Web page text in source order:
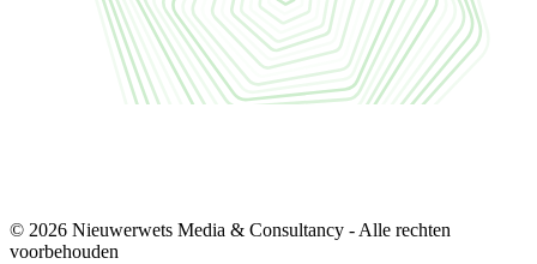
© 2026 Nieuwerwets Media & Consultancy - Alle rechten
voorbehouden